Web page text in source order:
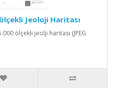
Jeoloji Haritası
ölçekli jeolji haritası (JPEG